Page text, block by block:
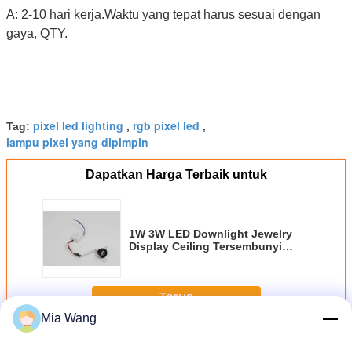
A: 2-10 hari kerja.Waktu yang tepat harus sesuai dengan
gaya, QTY.
Tag: pixel led lighting , rgb pixel led ,
lampu pixel yang dipimpin
Dapatkan Harga Terbaik untuk
1W 3W LED Downlight Jewelry
Display Ceiling Tersembunyi
Terus
Mia Wang